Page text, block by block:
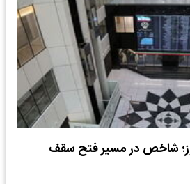
شاخص در مسیر فتح سقف